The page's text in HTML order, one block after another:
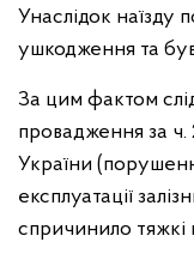
Унаслідок наїзду
ушкодження та
За цим фактом
провадження за ч.
України
експлуатації
спричинило тяжкі